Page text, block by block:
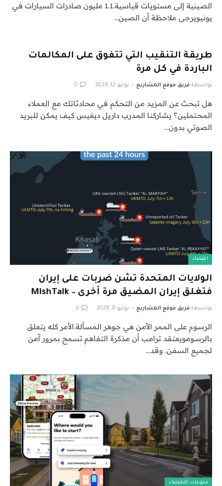
الصينية إلى مستويات قياسية.1.1 مليون صادرات السيارات في
يونيويرجى ملاحظة أن الصين…
طريقة التنقيب التي تتفوق على المكالمات
الباردة في كل مرة
بواسطة فريق موقع المشاريع يوليو 12, 2026 0
هل تبحث عن المزيد من التحكم في محادثاتك مع العملاء
المحتملين؟ يشاركنا المدرب داريل ديفيس كيف يمكن للبريد
الصوتي بدون…
اقتصاد
الولايات المتحدة تشن ضربات على إيران
فتغلق إيران المضيق مرة أخرى – MishTalk
بواسطة فريق موقع المشاريع يوليو 8, 2026 0
الرسوم على الممر الآمن هي جوهر المسألة.الأمر كله يتعلق
بالرسومويعتقد ترامب أن مذكرة التفاهم تسمح بمرور آمن
لجميع السفن. وقد…
منوعات الاقتصاد